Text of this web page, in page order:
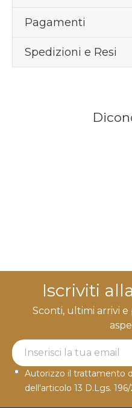
Pagamenti
Spedizioni e Resi
Iscriviti
Sconti, ultimi arrivi
Newsletter Label
Autorizzo il trattamento
dell'articolo 13 D.Lgs.